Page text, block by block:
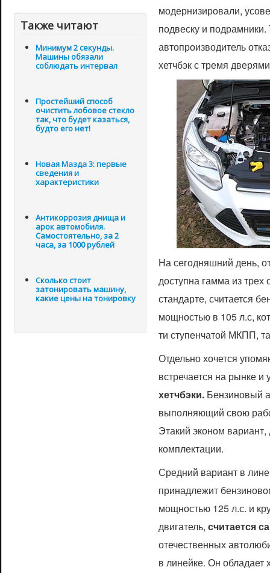
Также читают
Минимум 2 секунды.
Машины обязали
соблюдать интервал
Простейший способ
очистить лобовое стекло
так, что будет казаться,
будто его нет!
Новая Мазда 3: первые
сведения и
характеристики
Антикоррозия днища и
арок автомобиля.
Самостоятельно, за 2
часа, за 1000 рублей
Сколько стоит
затонировать машину,
какие цены на тонировку
модернизировали,
подвеску и подрамники.
автопроизводитель
хетчбэк с тремя
На сегодняшний день,
доступна гамма из
стандарте, считается
мощностью в 105 л.с,
ти ступенчатой МКПП,
Отдельно хочется
встречается на рынке и
хетчбэки. Бензиновый
выполняющий свою
Этакий эконом
комплектации.
Средний вариант в
принадлежит
мощностью 125 л.с. и
двигатель, считается
отечественных
в линейке. Он